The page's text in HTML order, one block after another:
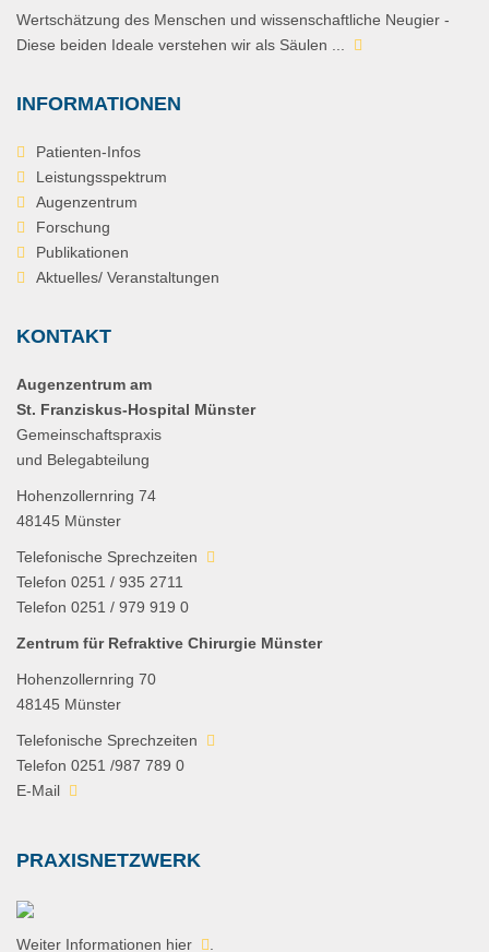
Wertschätzung des Menschen und wissenschaftliche Neugier -
Diese beiden Ideale verstehen wir als Säulen ...
INFORMATIONEN
Patienten-Infos
Leistungsspektrum
Augenzentrum
Forschung
Publikationen
Aktuelles/ Veranstaltungen
KONTAKT
Augenzentrum am
St. Franziskus-Hospital Münster
Gemeinschaftspraxis
und Belegabteilung
Hohenzollernring 74
48145 Münster
Telefonische Sprechzeiten
Telefon 0251 / 935 2711
Telefon 0251 / 979 919 0
Zentrum für Refraktive Chirurgie Münster
Hohenzollernring 70
48145 Münster
Telefonische Sprechzeiten
Telefon 0251 /987 789 0
E-Mail
PRAXISNETZWERK
Weiter Informationen hier